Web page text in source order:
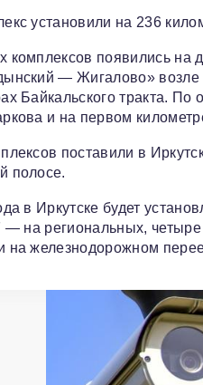
установили на 236
появились на
— Жигалово» возле
Байкальского тракта. По
и на первом
поставили в
полосе.
в Иркутске будет
— на региональных,
на железнодорожном